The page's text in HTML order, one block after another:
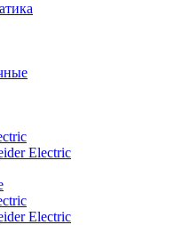
Electric
Electric